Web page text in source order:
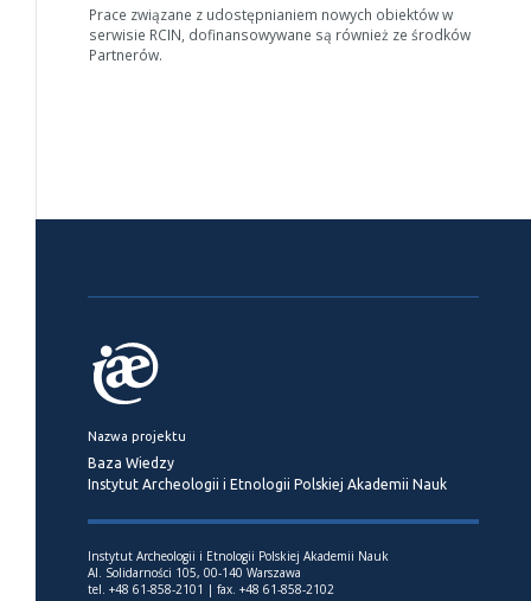
Prace związane z udostępnianiem nowych obiektów w
serwisie RCIN, dofinansowywane są również ze środków
Partnerów.
Nazwa projektu
Baza Wiedzy
Instytut Archeologii i Etnologii Polskiej Akademii Nauk
Instytut Archeologii i Etnologii Polskiej Akademii Nauk
Al. Solidarności 105, 00-140 Warszawa
tel. +48 61-858-2101 | fax. +48 61-858-2102